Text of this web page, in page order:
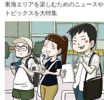
東海エリアを楽しむためのニュースや
トピックスを大特集